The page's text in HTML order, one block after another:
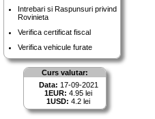
Intrebari si Raspunsuri privind
Rovinieta
Verifica certificat fiscal
Verifica vehicule furate
Curs valutar:
Data: 17-09-2021
1EUR: 4.95 lei
1USD: 4.2 lei